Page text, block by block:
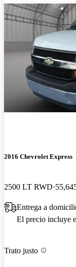
2016 Chevrolet Express
2500 LT RWD
Entrega a
El precio incluye
Trato justo